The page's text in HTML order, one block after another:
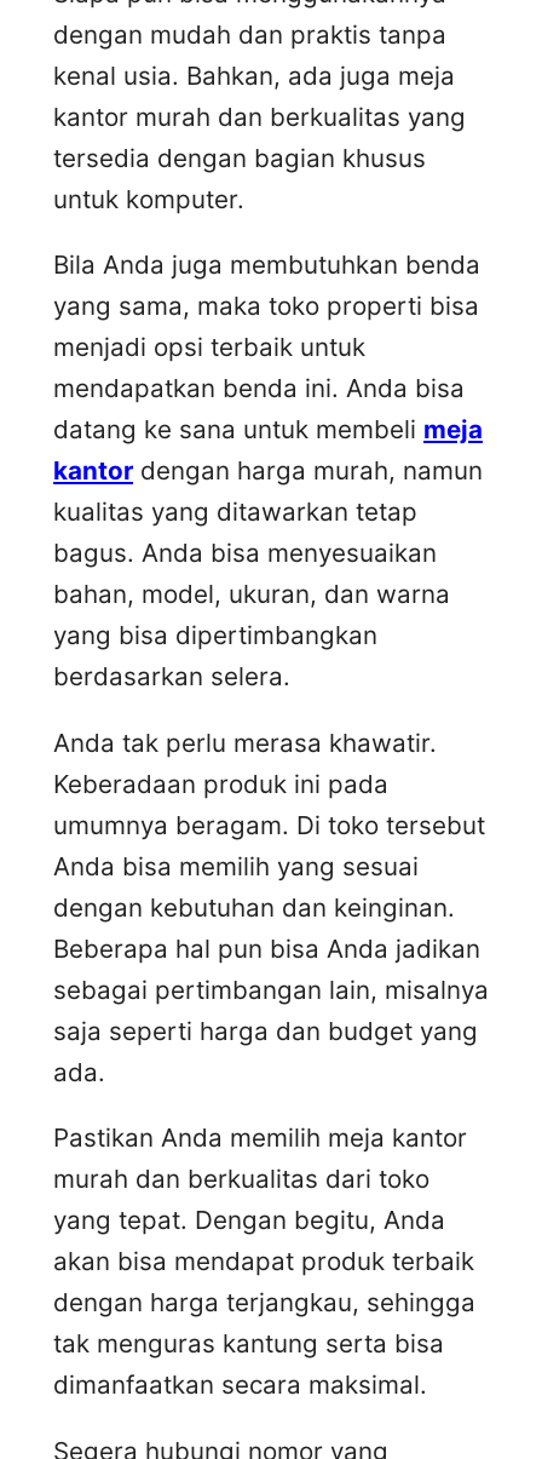
dengan mudah dan praktis tanpa
kenal usia. Bahkan, ada juga meja
kantor murah dan berkualitas yang
tersedia dengan bagian khusus
untuk komputer.
Bila Anda juga membutuhkan benda
yang sama, maka toko properti bisa
menjadi opsi terbaik untuk
mendapatkan benda ini. Anda bisa
datang ke sana untuk membeli meja
kantor dengan harga murah, namun
kualitas yang ditawarkan tetap
bagus. Anda bisa menyesuaikan
bahan, model, ukuran, dan warna
yang bisa dipertimbangkan
berdasarkan selera.
Anda tak perlu merasa khawatir.
Keberadaan produk ini pada
umumnya beragam. Di toko tersebut
Anda bisa memilih yang sesuai
dengan kebutuhan dan keinginan.
Beberapa hal pun bisa Anda jadikan
sebagai pertimbangan lain, misalnya
saja seperti harga dan budget yang
ada.
Pastikan Anda memilih meja kantor
murah dan berkualitas dari toko
yang tepat. Dengan begitu, Anda
akan bisa mendapat produk terbaik
dengan harga terjangkau, sehingga
tak menguras kantung serta bisa
dimanfaatkan secara maksimal.
Segera hubungi nomor yang